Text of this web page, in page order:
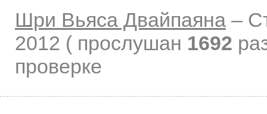
Шри Вьяса Двайпаяна –
2012 ( прослушан 1692
проверке